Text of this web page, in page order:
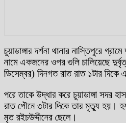
চুয়াডাঙ্গার দর্শনা থানার নাস্তিপুরে
নামে একজনের ওপর গুলি চালিয়েছে
ডিসেম্বর) দিনগত রাত রাত ১টার দিকে
পরে তাকে উদ্ধার করে চুয়াডাঙ্গা সদর
রাত পৌনে ৩টার দিকে তার মৃত্যু হয়।
মৃত রইচউদ্দীনের ছেলে।